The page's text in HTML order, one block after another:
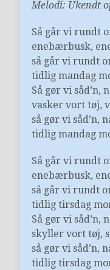
Melodi: Ukendt
Så går vi rundt
enebærbusk,
så går vi rundt
tidlig mandag
Så gør vi såd’n,
vasker vort tøj,
så gør vi såd’n,
tidlig mandag
Så går vi rundt
enebærbusk,
så går vi rundt
tidlig tirsdag
Så gør vi
skyller vort tøj,
så gør vi såd’n,
tidlig tirsdag